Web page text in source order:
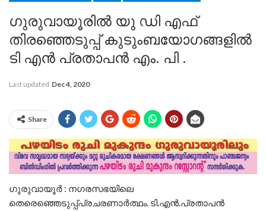
ഗുരുവായൂരിൽ യു ഡി എഫ്
തിരഞ്ഞെടുപ്പ് കുടുംബയോഗങ്ങളിൽ
ടി എൻ പ്രതാപൻ എം. പി .
Last updated Dec 4, 2020
Share
ഗുരുവായൂർ : നഗരസഭയിലെ
തെരെഞ്ഞെടുപ്പ്പ്രചരണാർത്ഥം. ടി.എൻ.പ്രതാപൻ